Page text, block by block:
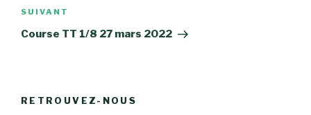
Article
suivant
SUIVANT
Course TT 1/8 27 mars 2022
RETROUVEZ-NOUS